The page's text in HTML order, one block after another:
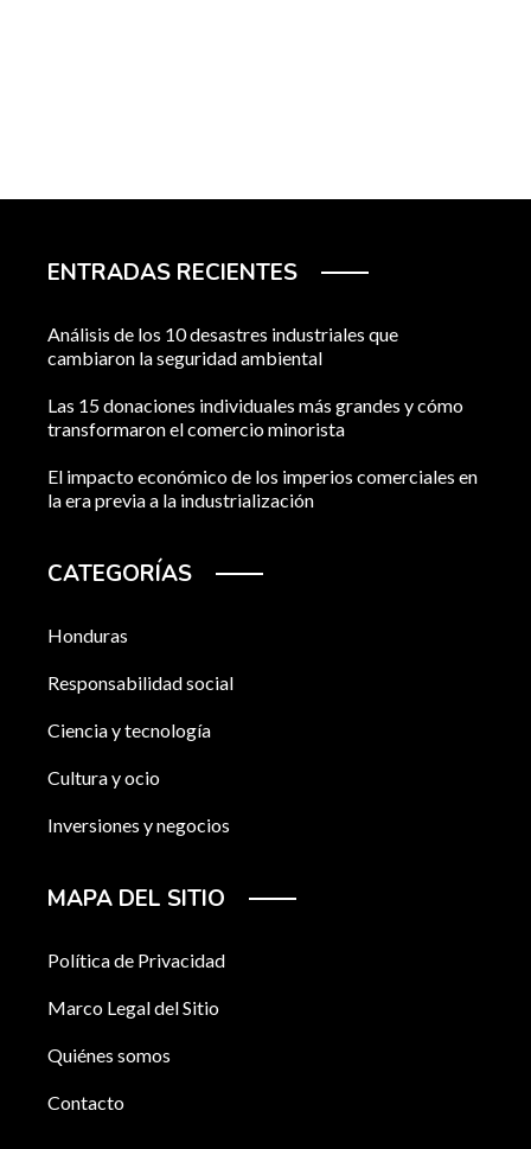
ENTRADAS RECIENTES
Análisis de los 10 desastres industriales que
cambiaron la seguridad ambiental
Las 15 donaciones individuales más grandes y cómo
transformaron el comercio minorista
El impacto económico de los imperios comerciales en
la era previa a la industrialización
CATEGORÍAS
Honduras
Responsabilidad social
Ciencia y tecnología
Cultura y ocio
Inversiones y negocios
MAPA DEL SITIO
Política de Privacidad
Marco Legal del Sitio
Quiénes somos
Contacto